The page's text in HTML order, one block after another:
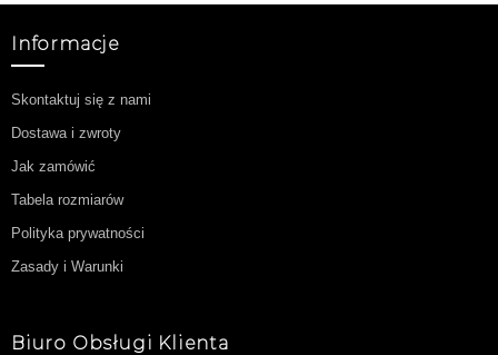
Informacje
Skontaktuj się z nami
Dostawa i zwroty
Jak zamówić
Tabela rozmiarów
Polityka prywatności
Zasady i Warunki
Biuro Obsługi Klienta